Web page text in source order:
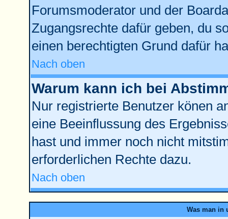
Forumsmoderator und der
Zugangsrechte dafür geben, du
einen berechtigten Grund dafür
Nach oben
Warum kann ich bei
Nur registrierte Benutzer könen
eine Beeinflussung des
hast und immer noch nicht
erforderlichen Rechte dazu.
Nach oben
Was man in